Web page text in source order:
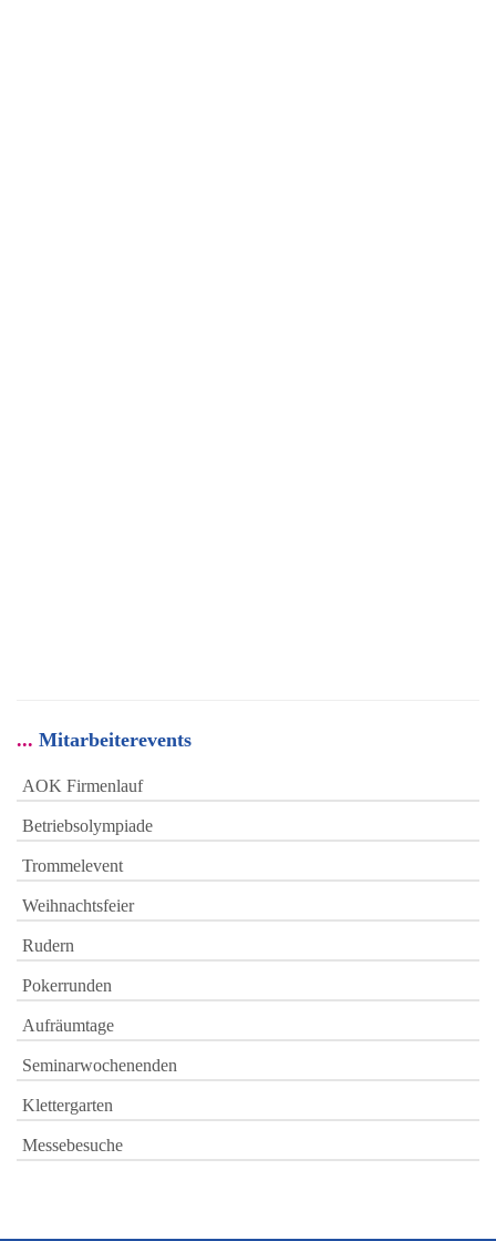
Mitarbeiterevents
AOK Firmenlauf
Betriebsolympiade
Trommelevent
Weihnachtsfeier
Rudern
Pokerrunden
Aufräumtage
Seminarwochenenden
Klettergarten
Messebesuche